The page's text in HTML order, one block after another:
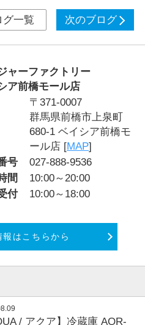
グ一覧 次のブログ
ャーファクトリー
ア前橋モール店
〒371-0007
群馬県前橋市上泉町
680-1 ベイシア前橋モ
ール店 [MAP]
号
027-888-9536
間
10:00～20:00
付
10:00～18:00
はこちらから
/ アクア】冷蔵庫 AQR-